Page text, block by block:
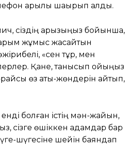
арқылы шақырып алды.
сіздің арызыңыз бойынша,
жұмыс жасайтын
«сен тұр, мен
Қане, танысып қойыңыз
өз аты-жөндерін айтып,
болған істің мән-жайын,
сізге өшіккен адамдар бар
шүгесіне шейін баяндап